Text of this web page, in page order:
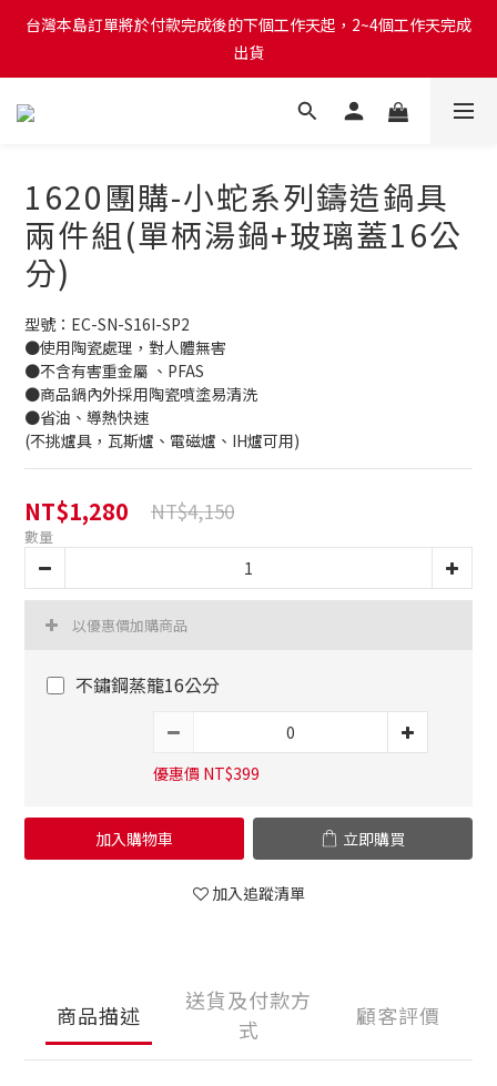
台灣本島訂單將於付款完成後的下個工作天起，2~4個工作天完成
出貨
出貨
出貨
1620團購-小蛇系列鑄造鍋具
兩件組(單柄湯鍋+玻璃蓋16公
分)
型號：EC-SN-S16I-SP2
●使用陶瓷處理，對人體無害
●不含有害重金屬 、PFAS
●商品鍋內外採用陶瓷噴塗易清洗
●省油、導熱快速
(不挑爐具，瓦斯爐、電磁爐、IH爐可用)
NT$1,280 NT$4,150
數量
以優惠價加購商品
不鏽鋼蒸籠16公分
優惠價 NT$399
加入購物車 立即購買
加入追蹤清單
商品描述
送貨及付款方
式
顧客評價